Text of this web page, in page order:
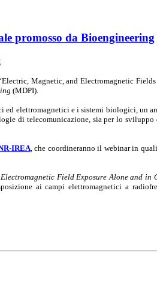
promosso da Bioengineering
Magnetic, and Electromagnetic
(MDPI).
elettromagnetici e i sistemi biologici, un
di telecomunicazione, sia per lo
IREA, che coordineranno il webinar in
Field Exposure Alone and
ai campi elettromagnetici a